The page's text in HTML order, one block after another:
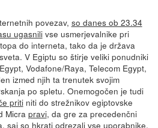
povezav, so danes ob 23.34
ugasnilivse usmerjevalnike pri
do interneta, tako da je država
V Egiptu so štirje veliki ponudniki
Vodafone/Raya, Telecom Egypt,
izmed njih ta trenutek svojim
po spletu. Onemogočen je tudi
pritiniti do strežnikov egiptovske
Micra pravi, da gre za precedenčni
saj so hkrati odrezali vse uporabnike.